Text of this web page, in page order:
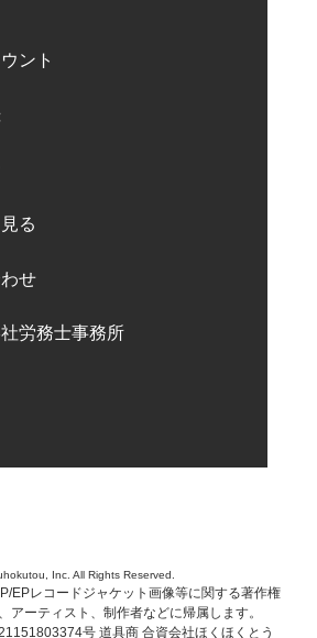
ント
る
せ
労務士事務所
Inc. All Rights Reserved.
EPレコードジャケット画像等に関する著作権
アーティスト、制作者などに帰属します。
号 道具商 合資会社ほくほくとう